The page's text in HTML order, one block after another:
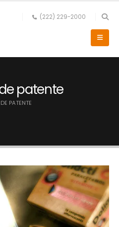
(222) 229-2000
patente
PATENTE